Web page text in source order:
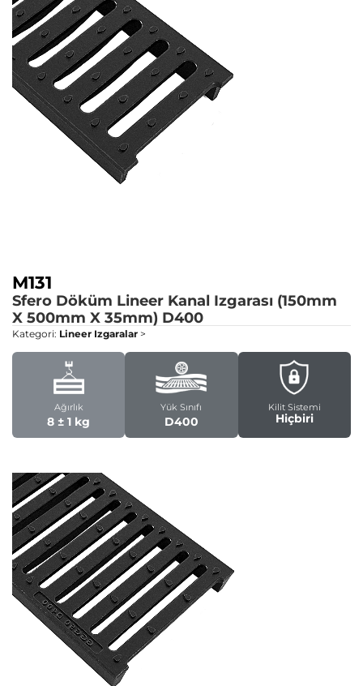
M131
Sfero Döküm Lineer Kanal Izgarası (150mm
X 500mm X 35mm) D400
Kategori: Lineer Izgaralar >
Ağırlık
8 ± 1 kg
Yük Sınıfı
D400
Kilit Sistemi
Hiçbiri